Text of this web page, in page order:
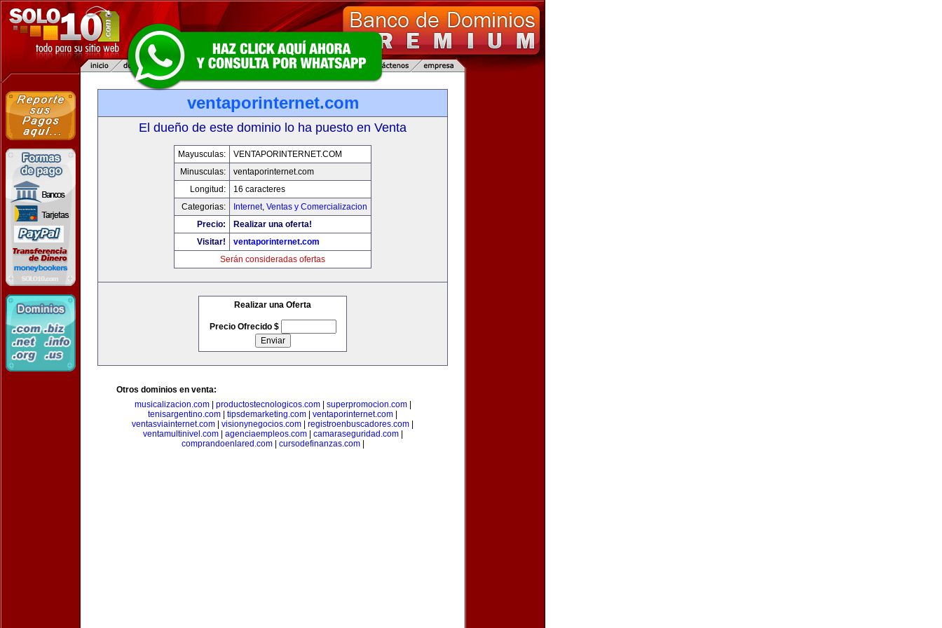
ventaporinternet.com
El dueño de este dominio lo ha puesto en Venta
Mayusculas:
VENTAPORINTERNET.COM
Minusculas:
ventaporinternet.com
Longitud:
16 caracteres
Categorias:
Internet, Ventas y Comercializacion
Precio:
Realizar una oferta!
Visitar!
ventaporinternet.com
Serán consideradas ofertas
Realizar una Oferta
Precio Ofrecido $
Otros dominios en venta:
musicalizacion.com| productostecnologicos.com| superpromocion.com|
tenisargentino.com
tipsdemarketing.com ventaporinternet.com
ventasviainternet.com
visionynegocios.com registroenbuscadores.com
ventamultinivel.com| agenciaempleos.com| camaraseguridad.com|
comprandoenlared.com| cursodefinanzas.com|